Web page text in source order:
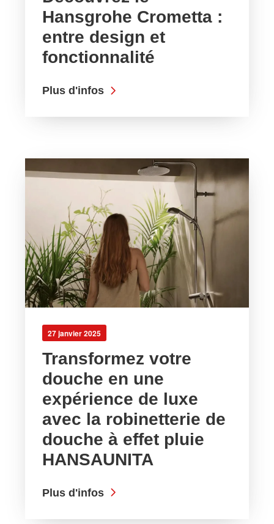
Hansgrohe Crometta :
entre design et
fonctionnalité
Plus d'infos
27 janvier 2025
Transformez votre
douche en une
expérience de luxe
avec la robinetterie de
douche à effet pluie
HANSAUNITA
Plus d'infos